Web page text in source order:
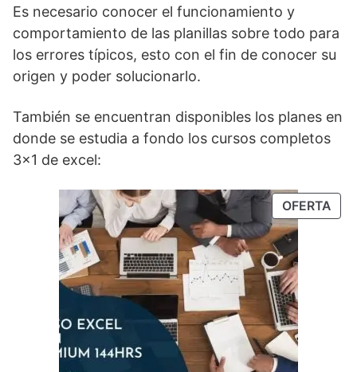
Es necesario conocer el funcionamiento y
comportamiento de las planillas sobre todo para
los errores típicos, esto con el fin de conocer su
origen y poder solucionarlo.
También se encuentran disponibles los planes en
donde se estudia a fondo los cursos completos
3×1 de excel:
OFERTA